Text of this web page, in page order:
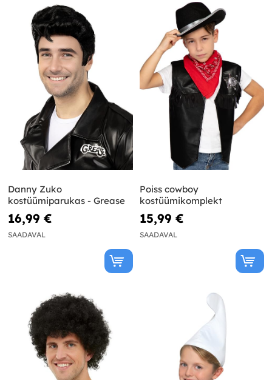
Danny Zuko
kostüümiparukas - Grease
16,99 €
SAADAVAL
Poiss cowboy
kostüümikomplekt
15,99 €
SAADAVAL